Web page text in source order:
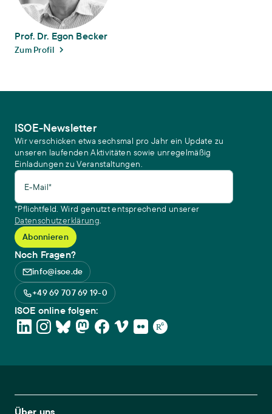
Prof. Dr. Egon Becker
Zum Profil
ISOE-Newsletter
Wir verschicken etwa sechsmal pro Jahr ein Update zu
unseren laufenden Aktivitäten sowie unregelmäßig
Einladungen zu Veranstaltungen.
E-Mail*
*Pflichtfeld. Wird genutzt entsprechend unserer
Datenschutzerklärung.
Noch Fragen?
info@isoe.de
+49 69 707 69 19-0
ISOE online folgen:
Footer Main Navigation
Über uns